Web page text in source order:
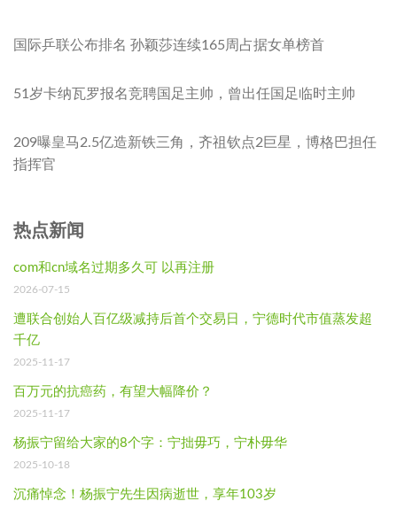
国际乒联公布排名 孙颖莎连续165周占据女单榜首
51岁卡纳瓦罗报名竞聘国足主帅，曾出任国足临时主帅
209曝皇马2.5亿造新铁三角，齐祖钦点2巨星，博格巴担任
指挥官
热点新闻
com和cn域名过期多久可 以再注册
2026-07-15
遭联合创始人百亿级减持后首个交易日，宁德时代市值蒸发超
千亿
2025-11-17
百万元的抗癌药，有望大幅降价？
2025-11-17
杨振宁留给大家的8个字：宁拙毋巧，宁朴毋华
2025-10-18
沉痛悼念！杨振宁先生因病逝世，享年103岁